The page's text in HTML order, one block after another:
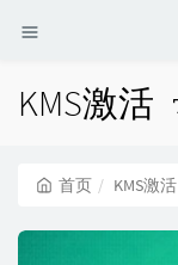
KMS激活
首页 KMS激活